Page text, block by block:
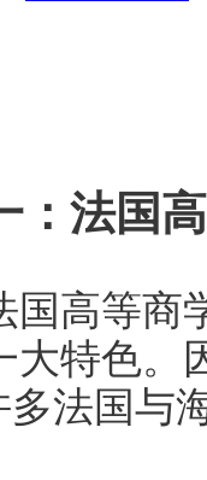
：法国
国高等商
大特色。
法国与